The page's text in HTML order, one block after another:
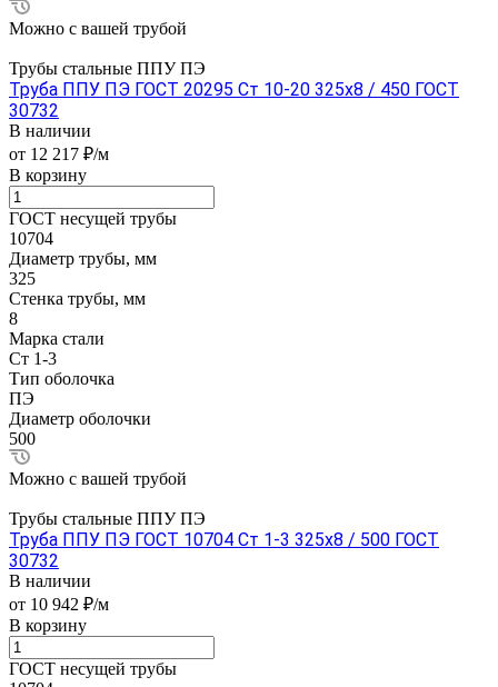
Можно с вашей трубой
Трубы стальные ППУ ПЭ
Труба ППУ ПЭ ГОСТ 20295 Ст 10-20 325x8 / 450 ГОСТ
30732
В наличии
от 12 217 ₽/м
В корзину
ГОСТ несущей трубы
10704
Диаметр трубы, мм
325
Стенка трубы, мм
8
Марка стали
Ст 1-3
Тип оболочка
ПЭ
Диаметр оболочки
500
Можно с вашей трубой
Трубы стальные ППУ ПЭ
Труба ППУ ПЭ ГОСТ 10704 Ст 1-3 325x8 / 500 ГОСТ
30732
В наличии
от 10 942 ₽/м
В корзину
ГОСТ несущей трубы